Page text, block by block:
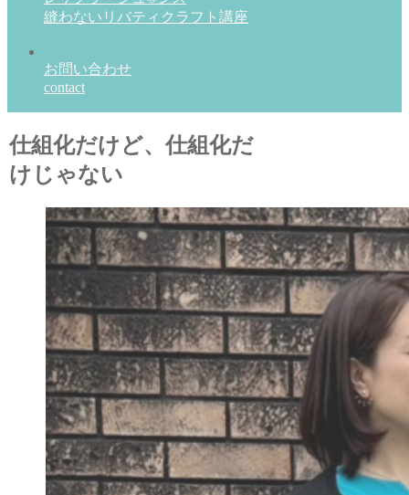
縫わないリバティクラフト講座
お問い合わせ
contact
仕組化だけど、仕組化だ
けじゃない